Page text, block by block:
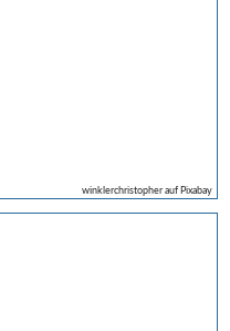
winklerchristopher auf Pixabay